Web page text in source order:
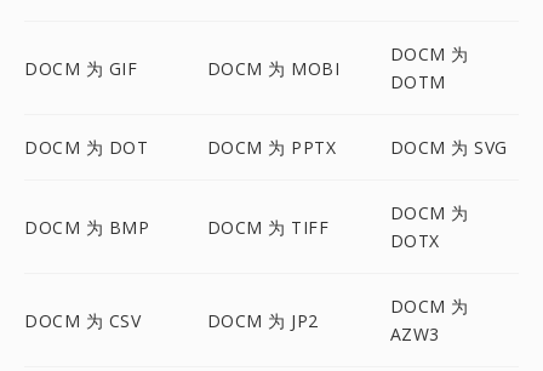
DOCM 为 GIF DOCM 为 MOBI
DOCM 为
DOTM
DOCM 为 DOT DOCM 为 PPTX DOCM 为 SVG
DOCM 为 BMP DOCM 为 TIFF
DOCM 为
DOTX
DOCM 为 CSV DOCM 为 JP2
DOCM 为
AZW3